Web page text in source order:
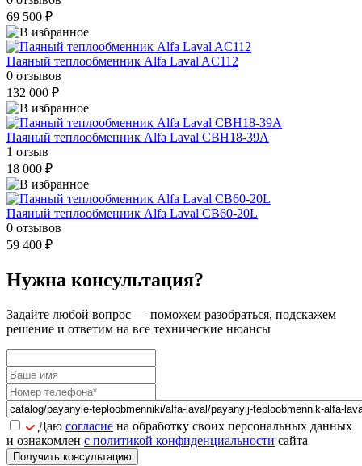
69 500 ₽
Паяный теплообменник Alfa Laval AC112
0 отзывов
132 000 ₽
Паяный теплообменник Alfa Laval CBH18-39A
1 отзыв
18 000 ₽
Паяный теплообменник Alfa Laval CB60-20L
0 отзывов
59 400 ₽
Нужна консультация?
Задайте любой вопрос — поможем разобраться, подскажем
решение и ответим на все технические нюансы
Даю согласие на обработку своих персональных данных
и ознакомлен с политикой конфиденциальности сайта
Получить консультацию